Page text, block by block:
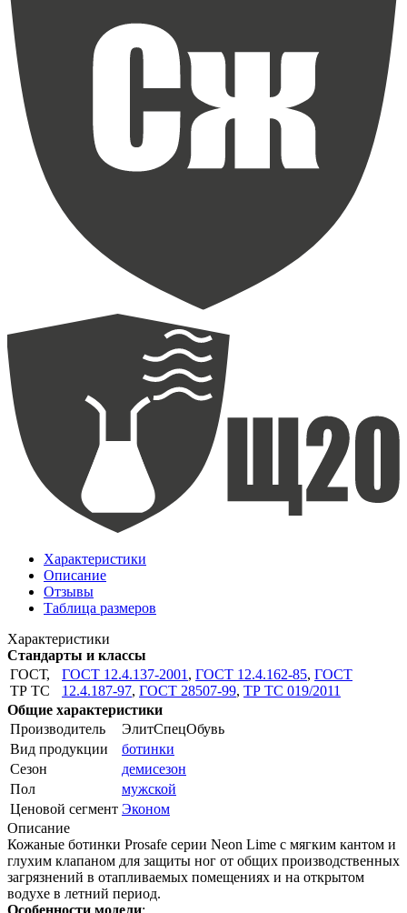
Характеристики
Описание
Отзывы
Таблица размеров
Характеристики
Стандарты и классы
ГОСТ,
ТР ТС
ГОСТ 12.4.137-2001 , ГОСТ 12.4.162-85, ГОСТ
12.4.187-97, ГОСТ 28507-99, ТР ТС 019/2011
Общие характеристики
Производитель
ЭлитСпецОбувь
Вид продукции
ботинки
Сезон
демисезон
Пол
мужской
Ценовой сегмент Эконом
Описание
Кожаные ботинки Prosafe серии Neon Lime c мягким кантом и
глухим клапаном для защиты ног от общих производственных
загрязнений в отапливаемых помещениях и на открытом
водухе в летний период.